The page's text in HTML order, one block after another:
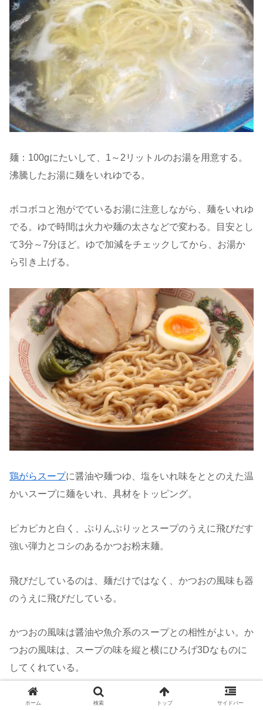
麺：100gにたいして、1～2リットルのお湯を用意する。
沸騰したお湯に麺をいれゆでる。
ボコボコと泡がでているお湯に注意しながら、麺をいれゆ
でる。ゆで時間は火力や麺の太さなどで変わる。目安とし
て3分～7分ほど。ゆで加減をチェックしてから、お湯か
ら引き上げる。
鶏がらスープに醤油や麺つゆ、塩をいれ味をととのえた温
かいスープに麺をいれ、具材をトッピング。
ピカピカと白く、ぷりんぷりッとスープのうえに飛びだす
強い弾力とコシのあるかつお粉末麺。
飛びだしているのは、麺だけではなく、かつおの風味も器
のうえに飛びだしている。
かつおの風味は醤油や魚介系のスープとの相性がよい。か
つおの風味は、スープの味を縦と横にひろげ3Dなものに
してくれている。
麺をすすりおわったあとに、上等のかつお節を削ったよう
ホーム 検索 トップ サイドバー